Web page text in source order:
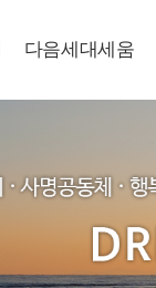
다음세대세움